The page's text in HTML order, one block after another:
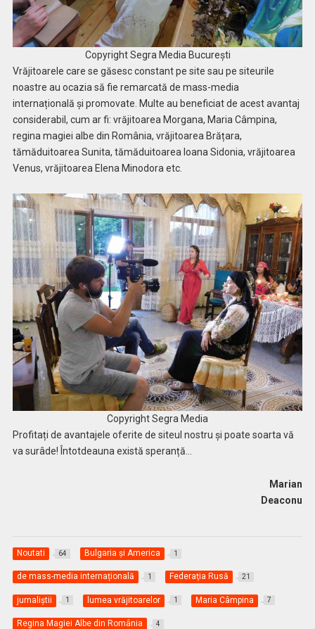
Copyright Segra Media București
Vrăjitoarele care se găsesc constant pe site sau pe siteurile
noastre au ocazia să fie remarcată de mass-media
internațională și promovate. Multe au beneficiat de acest avantaj
considerabil, cum ar fi: vrăjitoarea Morgana, Maria Câmpina,
regina magiei albe din România, vrăjitoarea Brățara,
tămăduitoarea Sunita, tămăduitoarea Ioana Sidonia, vrăjitoarea
Venus, vrăjitoarea Elena Minodora etc.
Copyright Segra Media
Profitați de avantajele oferite de siteul nostru și poate soarta vă
va surâde! Întotdeauna există speranță…
Marian
Deaconu
Noutati 64 Bulgaria și America 1
de mass-media internațională 1 Federaţia Rusă 21
jurnaliştii 1 lumea vrăjitoarelor 1 Maria Câmpina 7
Regina Magiei Albe din România 4